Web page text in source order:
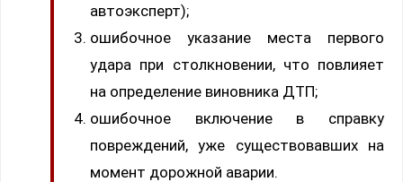
автоэксперт);
ошибочное указание места первого
удара при столкновении, что повлияет
на определение виновника ДТП;
ошибочное включение в справку
повреждений, уже существовавших на
момент дорожной аварии.